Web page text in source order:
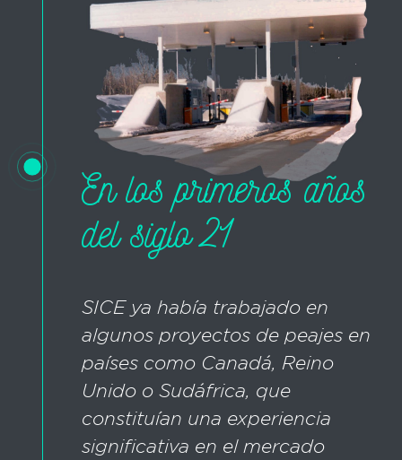
En los primeros años
del siglo 21
SICE ya había trabajado en
algunos proyectos de peajes en
países como Canadá, Reino
Unido o Sudáfrica, que
constituían una experiencia
significativa en el mercado